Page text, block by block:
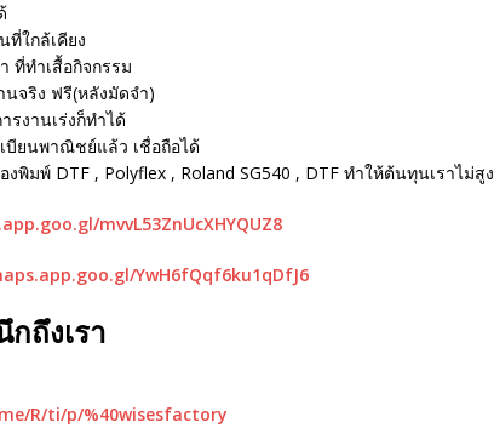
ที่ใกล้เคียง
ที่ทำเสื้อกิจกรรม
จริง ฟรี(หลังมัดจำ)
รงานเร่งก็ทำได้
บียนพาณิชย์แล้ว เชื่อถือได้
งพิมพ์ DTF , Polyflex , Roland SG540 , DTF ทำให้ต้นทุนเราไม่สูง
mvvL53ZnUcXHYQUZ8
YwH6fQqf6ku1qDfJ6
กถึงเรา
R/ti/p/%40wisesfactory